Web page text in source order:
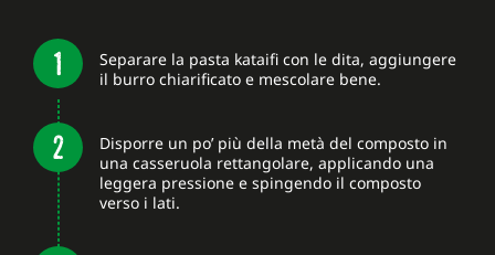
Separare la pasta kataifi con le dita, aggiungere
il burro chiarificato e mescolare bene.
Disporre un po’ più della metà del composto in
una casseruola rettangolare, applicando una
leggera pressione e spingendo il composto
verso i lati.